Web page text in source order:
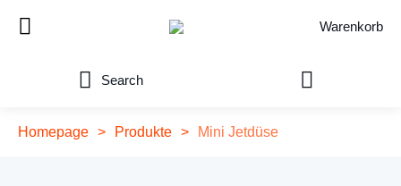
Warenkorb
Search
Homepage > Produkte > Mini Jetdüse